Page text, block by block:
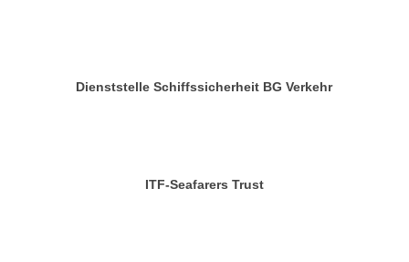
Dienststelle Schiffssicherheit BG Verkehr
ITF-Seafarers Trust